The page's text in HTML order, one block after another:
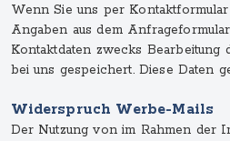
Wenn Sie uns per
Angaben aus dem
Kontaktdaten zwecks
bei uns gespeichert. Diese Daten
Widerspruch Werbe-Mails
Der Nutzung von im Rahmen der